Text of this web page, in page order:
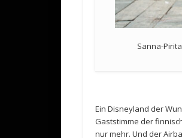
Sanna-
Ein Disneyland der
Gaststimme der
nur mehr. Und der